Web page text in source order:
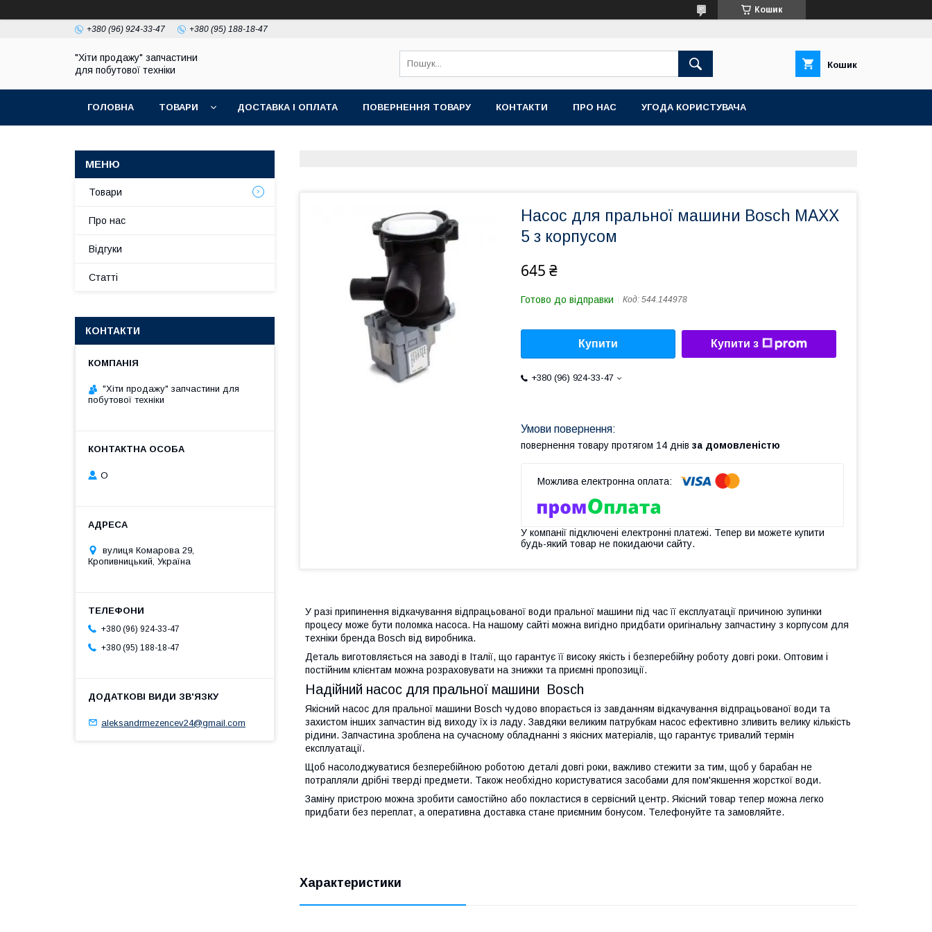
Кошик
+380 (96) 924-33-47 +380 (95) 188-18-47
"Хіти продажу" запчастини
для побутової техніки
Кошик
ГОЛОВНА ТОВАРИ ДОСТАВКА І ОПЛАТА ПОВЕРНЕННЯ ТОВАРУ КОНТАКТИ ПРО НАС УГОДА КОРИСТУВАЧА
Насос для пральної машини Bosch MAXX
5 з корпусом
645 ₴
Готово до відправки Код: 544.144978
Купити Купити з
+380 (96) 924-33-47
повернення товару протягом 14 днів за домовленістю
У компанії підключені електронні платежі. Тепер ви можете купити
будь-який товар не покидаючи сайту.
У разі припинення відкачування відпрацьованої води пральної машини під час її експлуатації причиною зупинки
процесу може бути поломка насоса. На нашому сайті можна вигідно придбати оригінальну запчастину з корпусом для
техніки бренда Bosch від виробника.
Деталь виготовляється на заводі в Італії, що гарантує її високу якість і безперебійну роботу довгі роки. Оптовим і
постійним клієнтам можна розраховувати на знижки та приємні пропозиції.
Надійний насос для пральної машини Bosch
Якісний насос для пральної машини Bosch чудово впорається із завданням відкачування відпрацьованої води та
захистом інших запчастин від виходу їх із ладу. Завдяки великим патрубкам насос ефективно зливить велику кількість
рідини. Запчастина зроблена на сучасному обладнанні з якісних матеріалів, що гарантує тривалий термін
експлуатації.
Щоб насолоджуватися безперебійною роботою деталі довгі роки, важливо стежити за тим, щоб у барабан не
потрапляли дрібні тверді предмети. Також необхідно користуватися засобами для пом'якшення жорсткої води.
Заміну пристрою можна зробити самостійно або покластися в сервісний центр. Якісний товар тепер можна легко
придбати без переплат, а оперативна доставка стане приємним бонусом. Телефонуйте та замовляйте.
Характеристики
Товари
Про нас
Відгуки
Статті
КОНТАКТИ
"Хіти продажу" запчастини для
побутової техніки
О
вулиця Комарова 29,
Кропивницький, Україна
+380 (96) 924-33-47
+380 (95) 188-18-47
aleksandrmezencev24@gmail.com